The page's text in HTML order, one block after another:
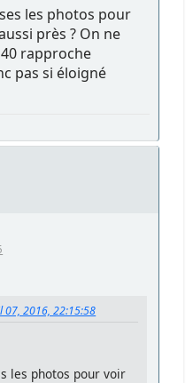
les photos pour
près ? On ne
rapproche
pas si éloigné
07, 2016, 22:15:58
les photos pour voir